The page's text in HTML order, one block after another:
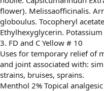
flower). Melissaofficinalis.
globoulus. Tocopheryl
Ethylhexyglycerin. Potassium
3. FD and C Yellow # 10
Uses for temporary relief of
and joint associated with:
strains, bruises, sprains.
Menthol 2% Topical analgesic